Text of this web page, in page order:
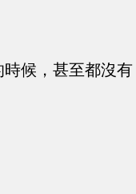
候，甚至都沒有